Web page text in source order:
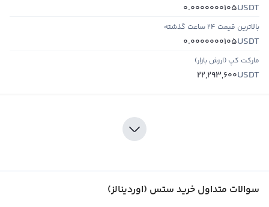
USDT
0.0000000105
بالاترین قیمت ۲۴ ساعت گذشته
USDT
0.0000000105
مارکت کپ (ارزش بازار)
USDT
22,293,600
سوالات متداول خرید ستس (اوردینالز)